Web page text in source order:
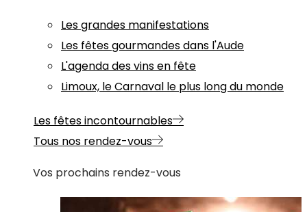
Les grandes manifestations
Les fêtes gourmandes dans l'Aude
L'agenda des vins en fête
Limoux, le Carnaval le plus long du monde
Les fêtes incontournables
Tous nos rendez-vous
Vos prochains rendez-vous